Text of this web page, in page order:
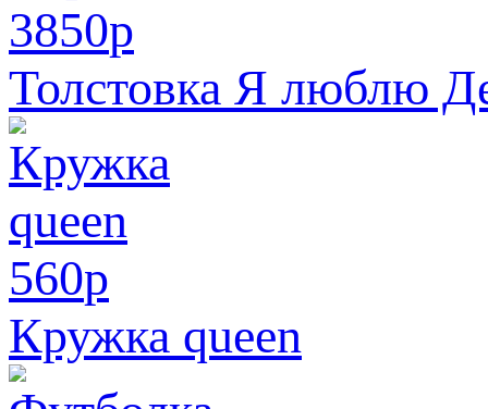
3850p
Толстовка Я люблю
560p
Кружка queen